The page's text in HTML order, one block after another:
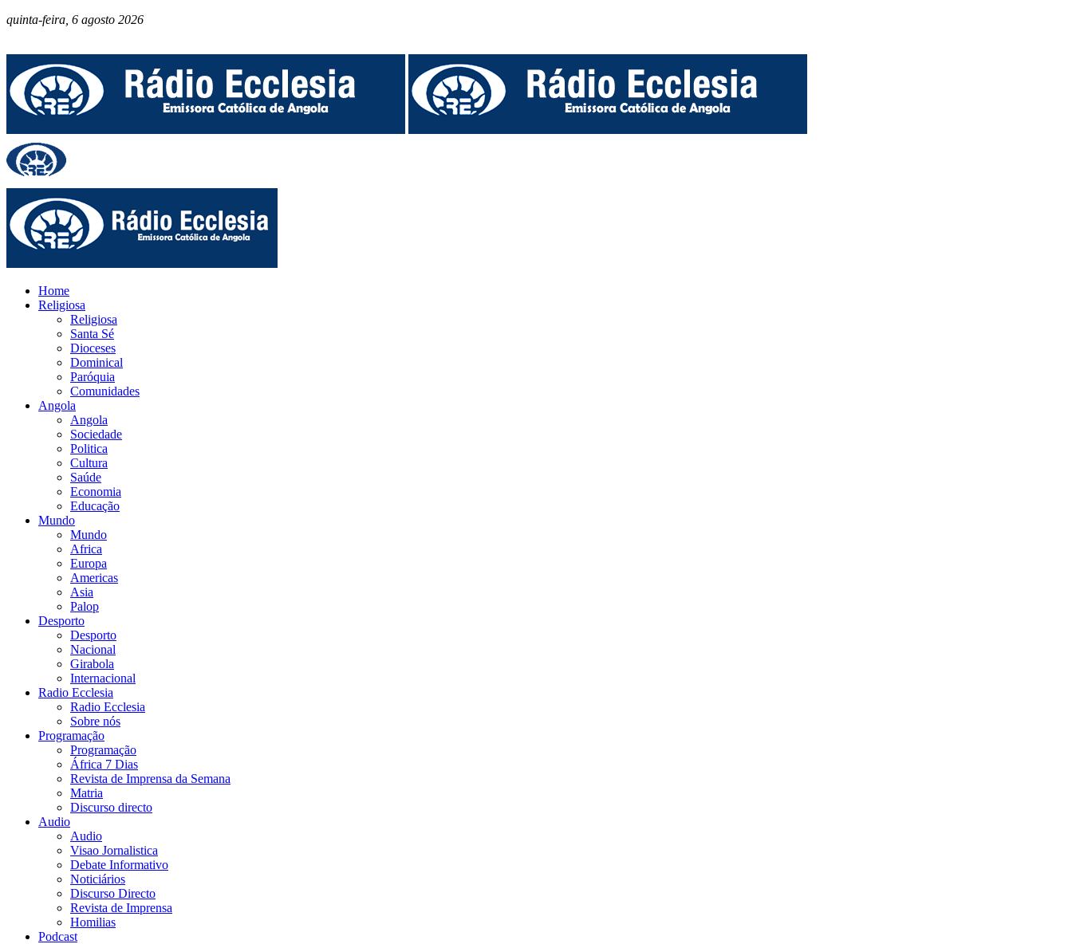
quinta-feira, 6 agosto 2026
Home
Religiosa
Religiosa
Santa Sé
Dioceses
Dominical
Paróquia
Comunidades
Angola
Angola
Sociedade
Politica
Cultura
Saúde
Economia
Educação
Mundo
Mundo
Africa
Europa
Americas
Asia
Palop
Desporto
Desporto
Nacional
Girabola
Internacional
Radio Ecclesia
Radio Ecclesia
Sobre nós
Programação
Programação
África 7 Dias
Revista de Imprensa da Semana
Matria
Discurso directo
Audio
Audio
Visao Jornalistica
Debate Informativo
Noticiários
Discurso Directo
Revista de Imprensa
Homilias
Podcast